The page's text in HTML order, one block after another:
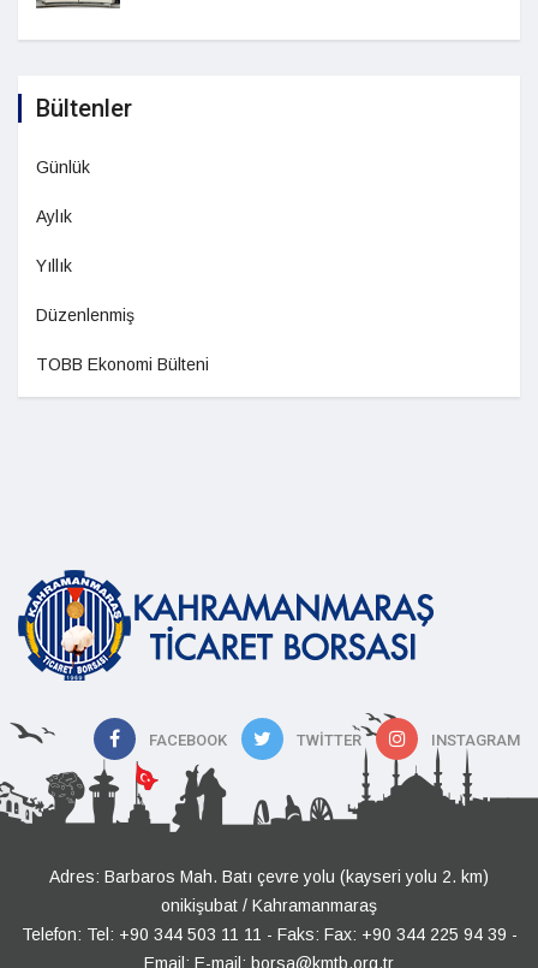
Bültenler
Günlük
Aylık
Yıllık
Düzenlenmiş
TOBB Ekonomi Bülteni
FACEBOOK TWITTER INSTAGRAM
Adres: Barbaros Mah. Batı çevre yolu (kayseri yolu 2. km)
onikişubat / Kahramanmaraş
Telefon: Tel: +90 344 503 11 11 - Faks: Fax: +90 344 225 94 39 -
Email: E-mail: borsa@kmtb.org.tr